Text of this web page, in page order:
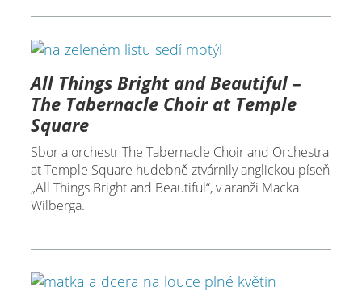
All Things Bright and Beautiful –
The Tabernacle Choir at Temple
Square
Sbor a orchestr The Tabernacle Choir and Orchestra
at Temple Square hudebně ztvárnily anglickou píseň
„All Things Bright and Beautiful“, v aranži Macka
Wilberga.